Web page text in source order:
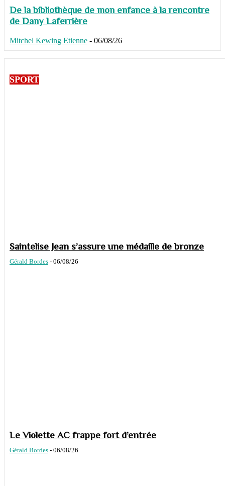
De la bibliothèque de mon enfance à la rencontre
de Dany Laferrière
Mitchel Kewing Etienne - 06/08/26
SPORT
Saintelise Jean s’assure une médaille de bronze
Gérald Bordes - 06/08/26
Le Violette AC frappe fort d’entrée
Gérald Bordes - 06/08/26